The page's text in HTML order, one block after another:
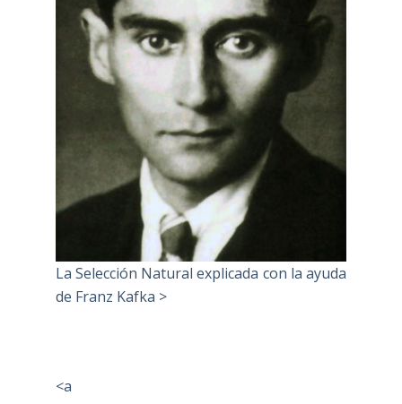
La Selección Natural explicada con la ayuda
de Franz Kafka >
<a